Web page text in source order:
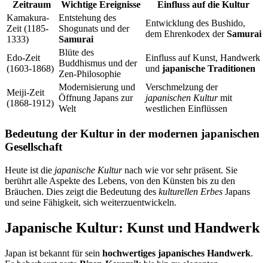
Zeitraum Wichtige Ereignisse
Einfluss auf die Kultur
Kamakura-
Zeit (1185-
1333)
Entstehung des
Shogunats und der
Samurai
Entwicklung des Bushido,
dem Ehrenkodex derSamurai
Edo-Zeit
(1603-1868)
Blüte des
Buddhismus und der
Zen-Philosophie
Einfluss auf Kunst, Handwerk
und japanische Traditionen
Meiji-Zeit
(1868-1912)
Modernisierung und
Öffnung Japans zur
Welt
Verschmelzung der
japanischen Kulturmit
westlichen Einflüssen
Bedeutung der Kultur in der modernen japanischen
Gesellschaft
Heute ist die japanische Kulturnach wie vor sehr präsent. Sie
berührt alle Aspekte des Lebens, von den Künsten bis zu den
Bräuchen. Dies zeigt die Bedeutung des kulturellen Erbes Japans
und seine Fähigkeit, sich weiterzuentwickeln.
Japanische Kultur: Kunst und Handwerk
Japan ist bekannt für sein hochwertiges japanisches Handwerk.